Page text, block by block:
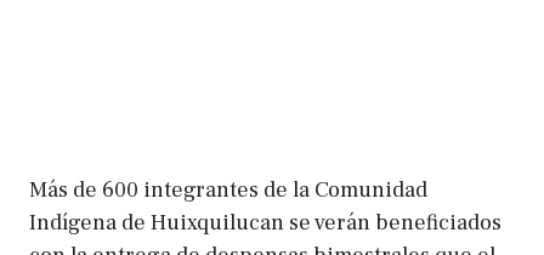
Más de 600 integrantes de la Comunidad
Indígena de Huixquilucan se verán beneficiados